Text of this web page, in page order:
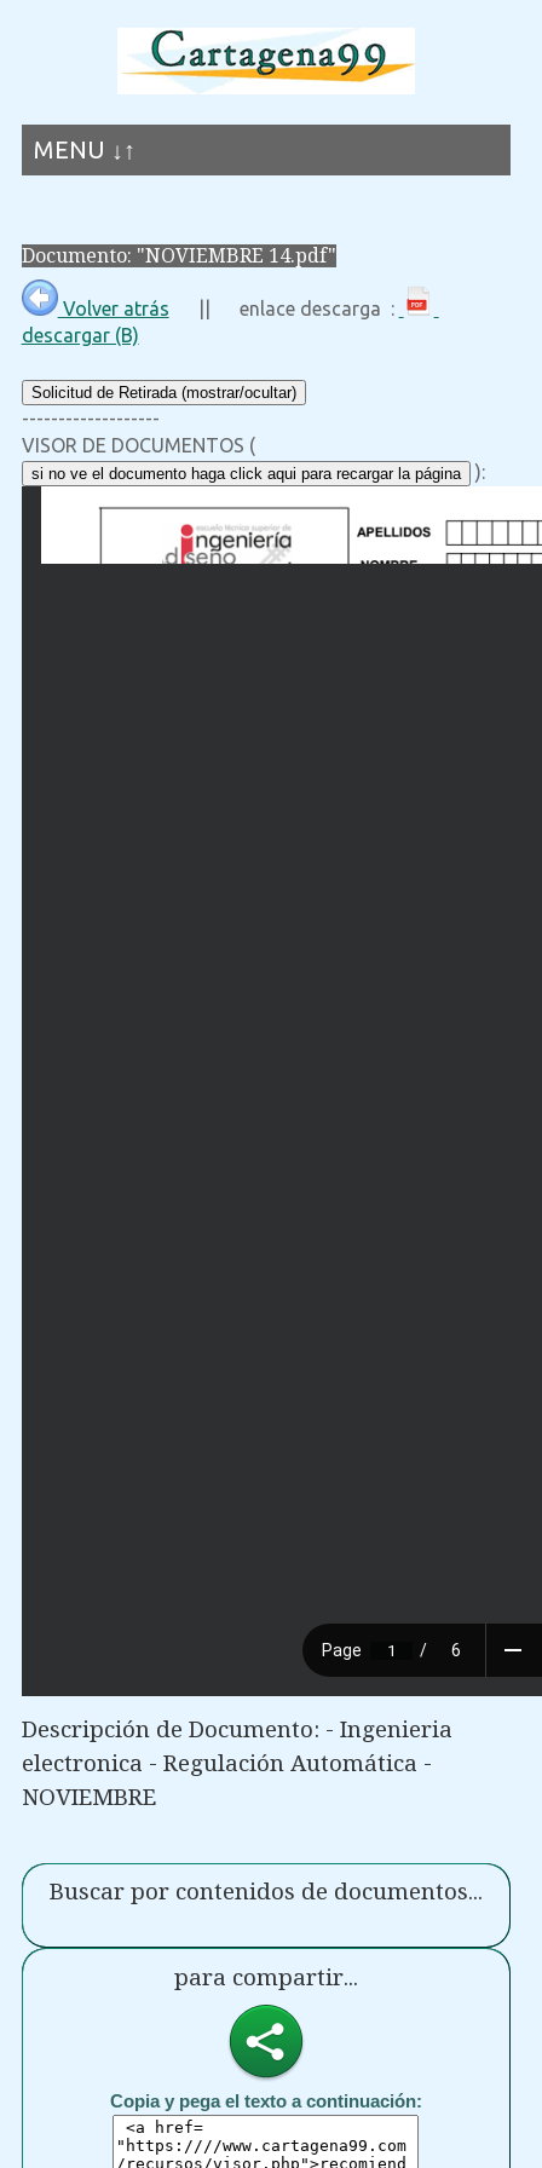
MENU ↓↑
Documento: "NOVIEMBRE 14.pdf"
Volver atrás || enlace descarga :
descargar (B)
Solicitud de Retirada (mostrar/ocultar)
-------------------
VISOR DE DOCUMENTOS (
si no ve el documento haga click aqui para recargar la página ):
Descripción de Documento: - Ingenieria
electronica - Regulación Automática -
NOVIEMBRE
Buscar por contenidos de documentos...
para compartir...
Copia y pega el texto a continuación: